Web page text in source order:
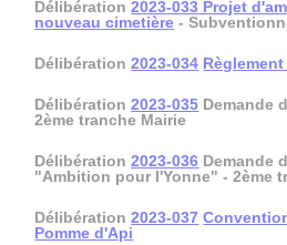
Délibération2023-033 Projet
nouveau cimetière -
Délibération2023-034
Délibération2023-035 Demande
2ème tranche Mairie
Délibération2023-036 Demande
"Ambition pour l'Yonne" - 2ème
Délibération2023-037
Pomme d'Api